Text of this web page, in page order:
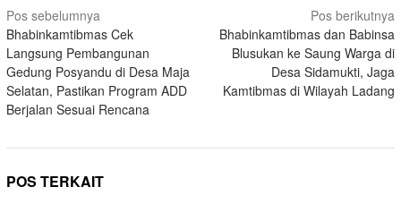
Navigasi
pos
Pos sebelumnya
Bhabinkamtibmas Cek
Langsung Pembangunan
Gedung Posyandu di Desa Maja
Selatan, Pastikan Program ADD
Berjalan Sesuai Rencana
Pos berikutnya
Bhabinkamtibmas dan Babinsa
Blusukan ke Saung Warga di
Desa Sidamukti, Jaga
Kamtibmas di Wilayah Ladang
POS TERKAIT